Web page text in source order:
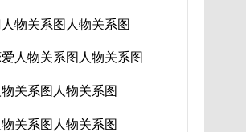
物关系图人物关系图
人物关系图人物关系图
关系图人物关系图
关系图人物关系图